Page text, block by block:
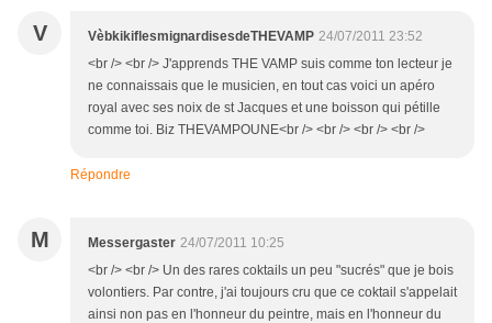
V VèbkikiflesmignardisesdeTHEVAMP 24/07/2011 23:52
<br /> <br /> J'apprends THE VAMP suis comme ton lecteur je
ne connaissais que le musicien, en tout cas voici un apéro
royal avec ses noix de st Jacques et une boisson qui pétille
comme toi. Biz THEVAMPOUNE<br /> <br /> <br /> <br />
Répondre
M Messergaster 24/07/2011 10:25
<br /> <br /> Un des rares coktails un peu "sucrés" que je bois
volontiers. Par contre, j'ai toujours cru que ce coktail s'appelait
ainsi non pas en l'honneur du peintre, mais en l'honneur du